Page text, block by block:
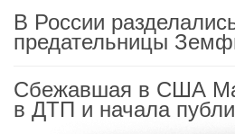
В России
предательницы
Сбежавшая в США
в ДТП и начала